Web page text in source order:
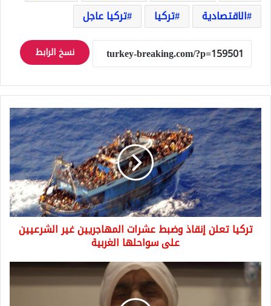
الاقتصادية
تركيا تركيا عاجل
نسخ الرابط
تركيا
تعلن
إنقاذ
وضبط
عشرات
المهاجريين
غير
الشرعيين
على
سواحلها
الغربية
تركيا تعلن إنقاذ وضبط عشرات المهاجريين غير الشرعيين
على سواحلها الغربية
الجدة
التركية
خديجة..